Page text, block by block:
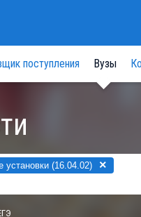
поступления Вузы
установки (16.04.02) ×